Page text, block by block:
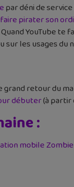
par déni de
pirater son
Quand YouTube te
sur les usages du
grand retour du
débuter(à partir
:
mobile